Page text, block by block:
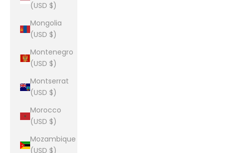
(USD $)
Mongolia
(USD $)
Montenegro
(USD $)
Montserrat
(USD $)
Morocco
(USD $)
Mozambique
(USD $)